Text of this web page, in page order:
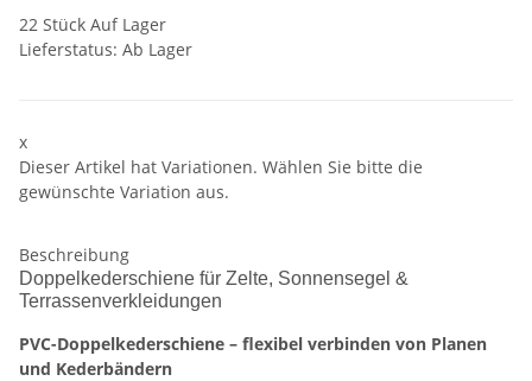
22 Stück Auf Lager
Lieferstatus: Ab Lager
x
Dieser Artikel hat Variationen. Wählen Sie bitte die
gewünschte Variation aus.
Beschreibung
Doppelkederschiene für Zelte, Sonnensegel &
Terrassenverkleidungen
PVC-Doppelkederschiene – flexibel verbinden von Planen
und Kederbändern